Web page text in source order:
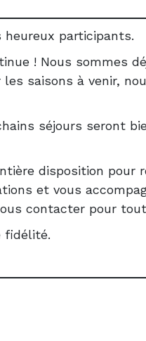
participants.
! Nous sommes
saisons à venir,
séjours seront
disposition pour
et vous
contacter pour
fidélité.